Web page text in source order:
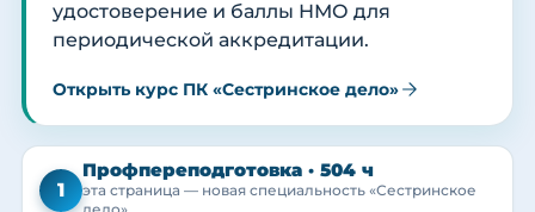
удостоверение и баллы НМО для
периодической аккредитации.
Открыть курс ПК «Сестринское дело»
1
Профпереподготовка · 504 ч
эта страница — новая специальность «Сестринское